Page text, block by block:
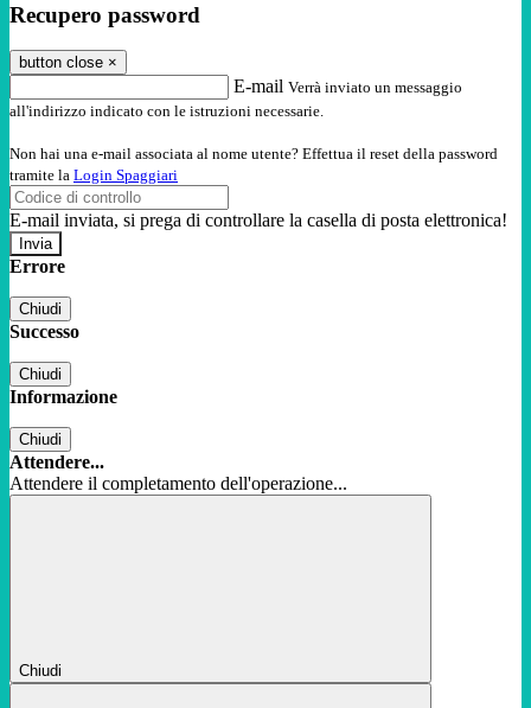
Recupero password
button close ×
E-mail Verrà inviato un messaggio
all'indirizzo indicato con le istruzioni necessarie.
Non hai una e-mail associata al nome utente? Effettua il reset della password
tramite la Login Spaggiari
E-mail inviata, si prega di controllare la casella di posta elettronica!
Errore
Chiudi
Successo
Chiudi
Informazione
Chiudi
Attendere...
Attendere il completamento dell'operazione...
Chiudi